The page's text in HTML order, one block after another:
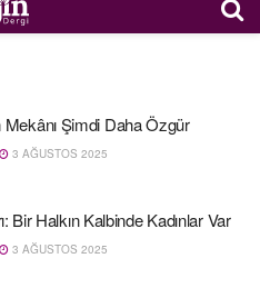
Şimdi Daha Özgür
3 AĞUSTOS 2025
Bir Halkın Kalbinde Kadınlar Var
3 AĞUSTOS 2025